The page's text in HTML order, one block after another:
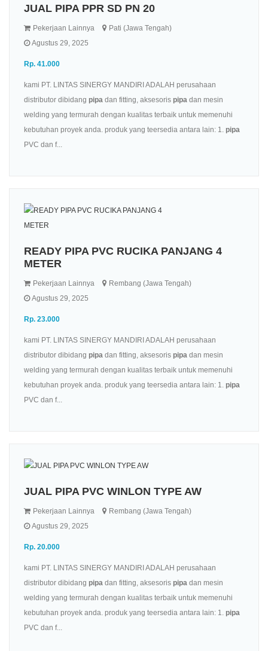
JUAL PIPA PPR SD PN 20
Pekerjaan Lainnya
Pati (Jawa Tengah)
Agustus 29, 2025
Rp. 41.000
kami PT. LINTAS SINERGY MANDIRI ADALAH perusahaan
distributor dibidang pipa dan fitting, aksesoris pipa dan mesin
welding yang termurah dengan kualitas terbaik untuk memenuhi
kebutuhan proyek anda. produk yang teersedia antara lain: 1. pipa
PVC dan f...
READY PIPA PVC RUCIKA PANJANG 4
METER
Pekerjaan Lainnya
Rembang (Jawa Tengah)
Agustus 29, 2025
Rp. 23.000
kami PT. LINTAS SINERGY MANDIRI ADALAH perusahaan
distributor dibidang pipa dan fitting, aksesoris pipa dan mesin
welding yang termurah dengan kualitas terbaik untuk memenuhi
kebutuhan proyek anda. produk yang teersedia antara lain: 1. pipa
PVC dan f...
JUAL PIPA PVC WINLON TYPE AW
Pekerjaan Lainnya
Rembang (Jawa Tengah)
Agustus 29, 2025
Rp. 20.000
kami PT. LINTAS SINERGY MANDIRI ADALAH perusahaan
distributor dibidang pipa dan fitting, aksesoris pipa dan mesin
welding yang termurah dengan kualitas terbaik untuk memenuhi
kebutuhan proyek anda. produk yang teersedia antara lain: 1. pipa
PVC dan f...